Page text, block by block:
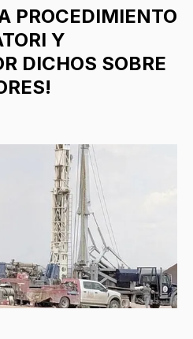
PROCEDIMIENTO
Y
DICHOS SOBRE